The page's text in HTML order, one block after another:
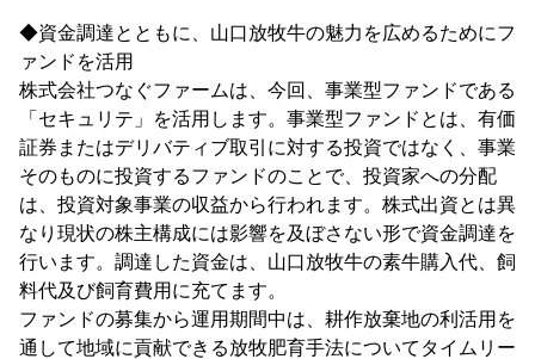
◆資金調達とともに、山口放牧牛の魅力を広めるためにフ
ァンドを活用
株式会社つなぐファームは、今回、事業型ファンドである
「セキュリテ」を活用します。事業型ファンドとは、有価
証券またはデリバティブ取引に対する投資ではなく、事業
そのものに投資するファンドのことで、投資家への分配
は、投資対象事業の収益から行われます。株式出資とは異
なり現状の株主構成には影響を及ぼさない形で資金調達を
行います。調達した資金は、山口放牧牛の素牛購入代、飼
料代及び飼育費用に充てます。
ファンドの募集から運用期間中は、耕作放棄地の利活用を
通して地域に貢献できる放牧肥育手法についてタイムリー